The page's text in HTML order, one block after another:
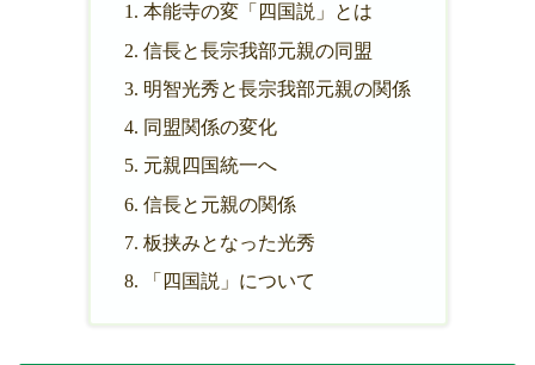
本能寺の変「四国説」とは
信長と長宗我部元親の同盟
明智光秀と長宗我部元親の関係
同盟関係の変化
元親四国統一へ
信長と元親の関係
板挟みとなった光秀
「四国説」について